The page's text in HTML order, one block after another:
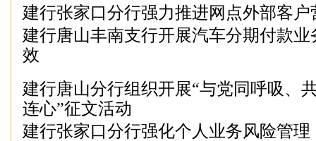
建行张家口分行强力推进网点外部客户
建行唐山丰南支行开展汽车分期付款业
效
建行唐山分行组织开展“与党同呼吸、
连心”征文活动
建行张家口分行强化个人业务风险管理